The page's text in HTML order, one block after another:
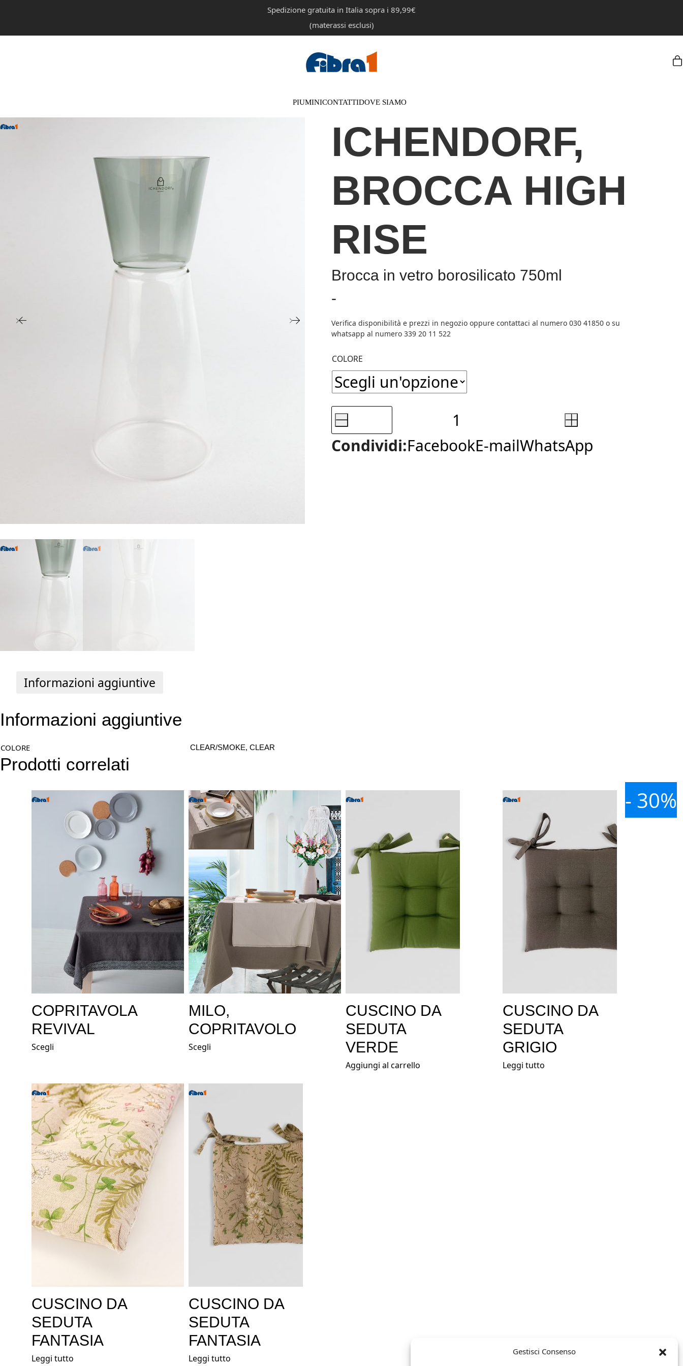
Gestisci Consenso
Spedizione gratuita in Italia sopra i 89,99€
(materassi esclusi)
PIUMINICONTATTIDOVE SIAMO
ICHENDORF,
BROCCA HIGH
RISE
Brocca in vetro borosilicato 750ml
-
di
prezzo:
da
a
44,00€
COLORE
ICHENDORF,
BROCCA
-
+
Condividi:FacebookE-mailWhatsApp
Informazioni aggiuntive
Informazioni aggiuntive
COLORE CLEAR/SMOKE, CLEAR
Prodotti correlati
COPRITAVOLA
REVIVAL
Scegli
MILO,
COPRITAVOLO
Scegli
CUSCINO DA
SEDUTA
VERDE
Aggiungi al carrello
- 30%
CUSCINO DA
SEDUTA
GRIGIO
Leggi tutto
CUSCINO DA
SEDUTA
FANTASIA
Leggi tutto
CUSCINO DA
SEDUTA
FANTASIA
Leggi tutto